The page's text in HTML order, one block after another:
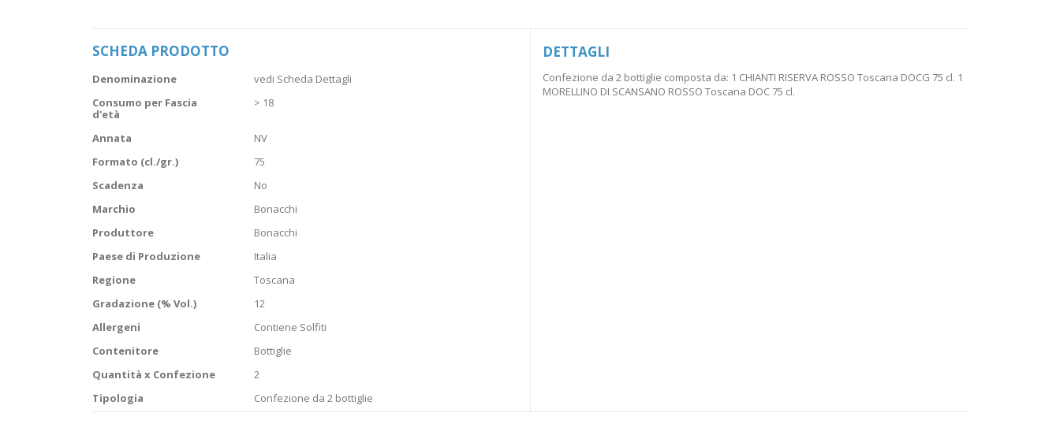
galleria
immagini
SCHEDA PRODOTTO
Scheda
Denominazione
vedi Scheda Dettagli
Consumo per Fascia
d'età
> 18
Annata
NV
Formato (cl./gr.)
75
Scadenza
No
Marchio
Bonacchi
Produttore
Bonacchi
Paese di Produzione
Italia
Regione
Toscana
Gradazione (% Vol.)
12
Allergeni
Contiene Solfiti
Contenitore
Bottiglie
Quantità x Confezione
2
Tipologia
Confezione da 2 bottiglie
DETTAGLI
Confezione da 2 bottiglie composta da: 1 CHIANTI RISERVA ROSSO Toscana DOCG 75 cl. 1
MORELLINO DI SCANSANO ROSSO Toscana DOC 75 cl.